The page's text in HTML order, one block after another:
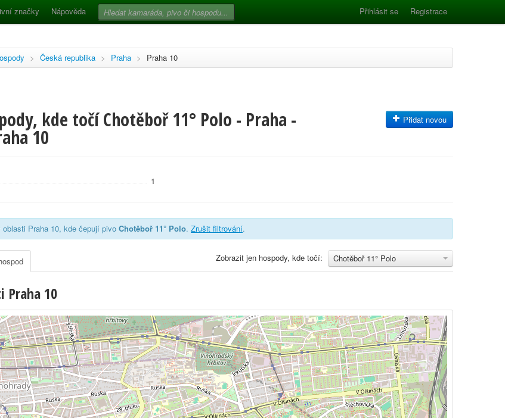
značky Nápověda Přihlásit se Registrace
> Česká republika > Praha > Praha 10
kde točí Chotěboř 11° Polo - Praha -
10
Přidat novou
1
oblasti Praha 10, kde čepují pivo Chotěboř 11° Polo. Zrušit filtrování.
Chotěboř 11° Polo
Zobrazit jen hospody, kde točí:
Praha 10